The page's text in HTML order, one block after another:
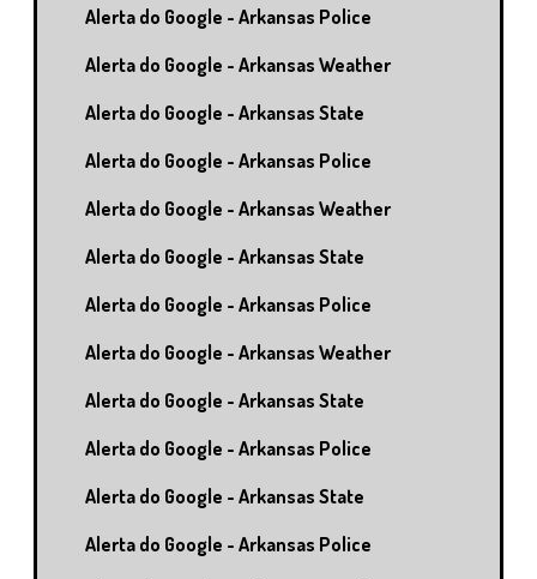
Alerta do Google - Arkansas Police
Alerta do Google - Arkansas Weather
Alerta do Google - Arkansas State
Alerta do Google - Arkansas Police
Alerta do Google - Arkansas Weather
Alerta do Google - Arkansas State
Alerta do Google - Arkansas Police
Alerta do Google - Arkansas Weather
Alerta do Google - Arkansas State
Alerta do Google - Arkansas Police
Alerta do Google - Arkansas State
Alerta do Google - Arkansas Police